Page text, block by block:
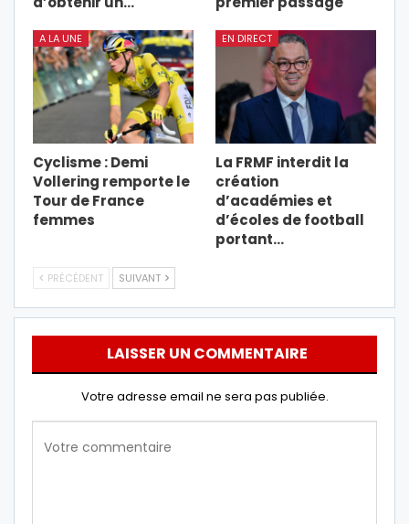
A LA UNE
Cyclisme : Demi
Vollering remporte le
Tour de France
femmes
EN DIRECT
La FRMF interdit la
création
d’académies et
d’écoles de football
portant…
PRÉCÉDENT SUIVANT
LAISSER UN COMMENTAIRE
Votre adresse email ne sera pas publiée.